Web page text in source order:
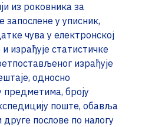
из роковника за
у уписник,
чува у електронској
израђује статистичке
израђује
односно
броју
поште, обавља
послове по налогу